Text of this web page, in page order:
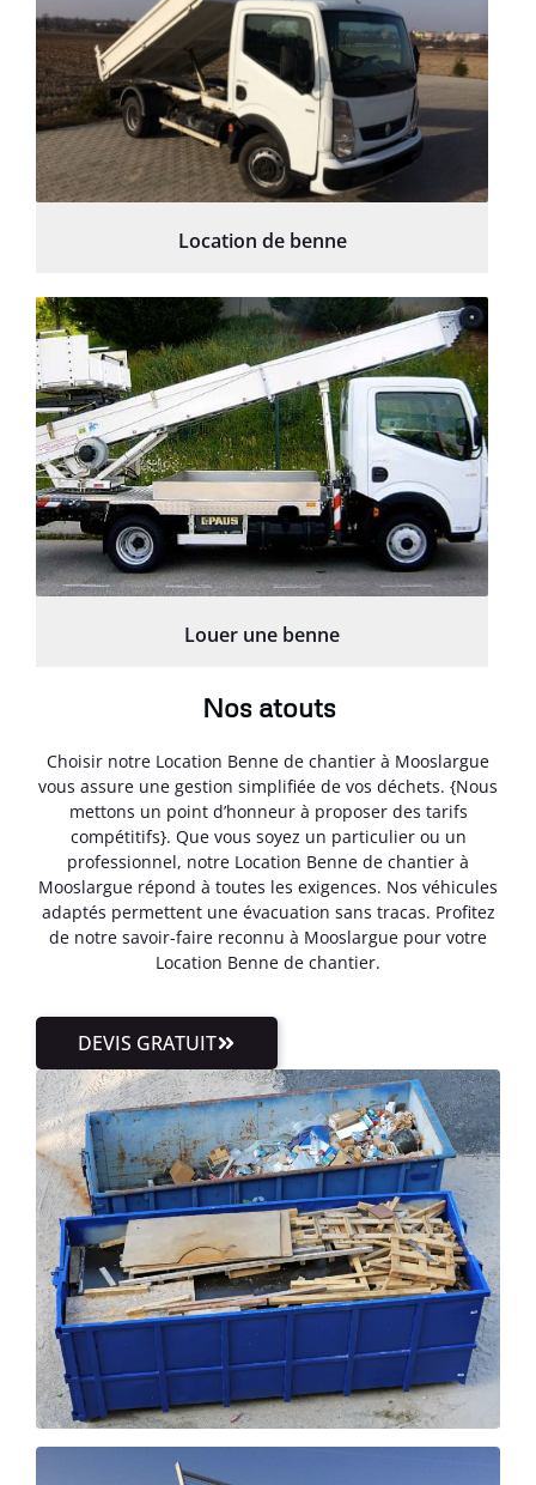
Location de benne
Louer une benne
Nos atouts
Choisir notre Location Benne de chantier à Mooslargue
vous assure une gestion simplifiée de vos déchets. {Nous
mettons un point d’honneur à proposer des tarifs
compétitifs}. Que vous soyez un particulier ou un
professionnel, notre Location Benne de chantier à
Mooslargue répond à toutes les exigences. Nos véhicules
adaptés permettent une évacuation sans tracas. Profitez
de notre savoir-faire reconnu à Mooslargue pour votre
Location Benne de chantier.
DEVIS GRATUIT